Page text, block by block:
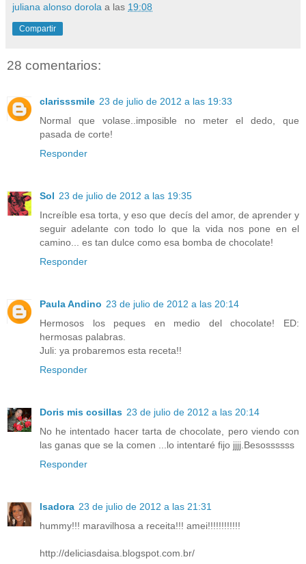
juliana alonso dorola a las 19:08
Compartir
28 comentarios:
clarisssmile 23 de julio de 2012 a las 19:33
Normal que volase..imposible no meter el dedo, que
pasada de corte!
Responder
Sol 23 de julio de 2012 a las 19:35
Increíble esa torta, y eso que decís del amor, de aprender y
seguir adelante con todo lo que la vida nos pone en el
camino... es tan dulce como esa bomba de chocolate!
Responder
Paula Andino 23 de julio de 2012 a las 20:14
Hermosos los peques en medio del chocolate! ED:
hermosas palabras.
Juli: ya probaremos esta receta!!
Responder
Doris mis cosillas 23 de julio de 2012 a las 20:14
No he intentado hacer tarta de chocolate, pero viendo con
las ganas que se la comen ...lo intentaré fijo jjjj.Besossssss
Responder
Isadora 23 de julio de 2012 a las 21:31
hummy!!! maravilhosa a receita!!! amei!!!!!!!!!!!!
http://deliciasdaisa.blogspot.com.br/